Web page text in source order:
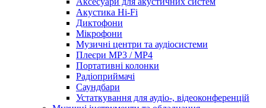
Акустика Hi-Fi
Диктофони
Мікрофони
Музичні центри та аудіосистеми
Плеєри MP3 / MP4
Портативні колонки
Радіоприймачі
Саундбари
Устаткування для аудіо-, відеоконференцій